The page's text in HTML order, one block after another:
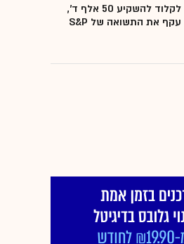
נתנו לקלוד להשקיע 50 אלף ד',
והוא עקף את התשואה של S&P